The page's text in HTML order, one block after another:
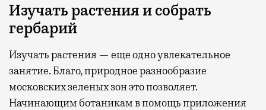
Изучать растения и собрать
гербарий
Изучать растения — еще одно увлекательное
занятие. Благо, природное разнообразие
московских зеленых зон это позволяет.
Начинающим ботаникам в помощь приложения